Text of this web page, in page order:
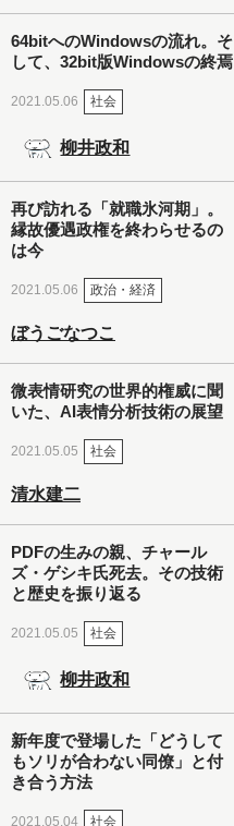
64bitへのWindowsの流れ。そ
して、32bit版Windowsの終焉
2021.05.06 社会
柳井政和
再び訪れる「就職氷河期」。
縁故優遇政権を終わらせるの
は今
2021.05.06 政治・経済
ぼうごなつこ
微表情研究の世界的権威に聞
いた、AI表情分析技術の展望
2021.05.05 社会
清水建二
PDFの生みの親、チャール
ズ・ゲシキ氏死去。その技術
と歴史を振り返る
2021.05.05 社会
柳井政和
新年度で登場した「どうして
もソリが合わない同僚」と付
き合う方法
2021.05.04 社会